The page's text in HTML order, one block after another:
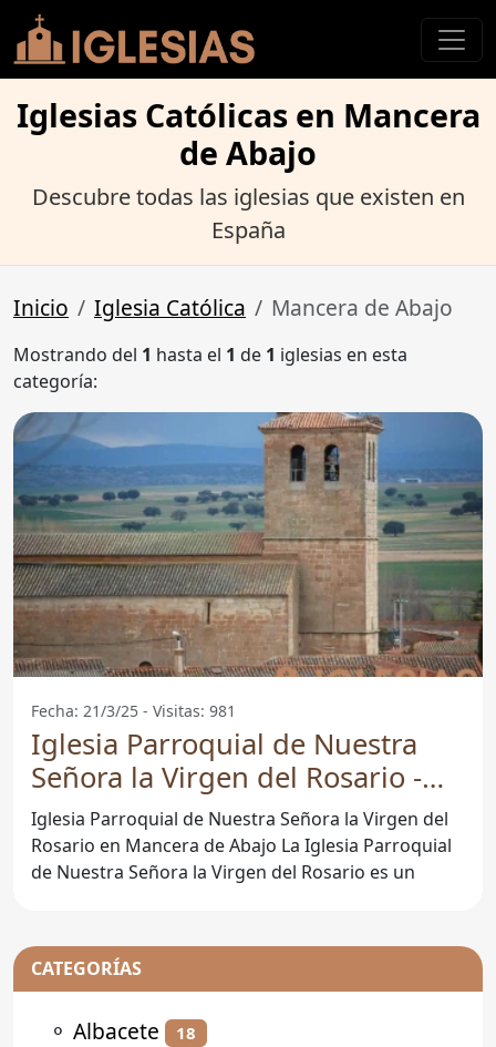
Iglesias Católicas en Mancera
de Abajo
Descubre todas las iglesias que existen en
España
Inicio Iglesia Católica Mancera de Abajo
Mostrando del 1 hasta el 1 de 1 iglesias en esta
categoría:
Fecha: 21/3/25 - Visitas: 981
Iglesia Parroquial de Nuestra
Señora la Virgen del Rosario -
Mancera De Abajo
Iglesia Parroquial de Nuestra Señora la Virgen del
Rosario en Mancera de Abajo La Iglesia Parroquial
de Nuestra Señora la Virgen del Rosario es un
CATEGORÍAS
⚬ Albacete 18